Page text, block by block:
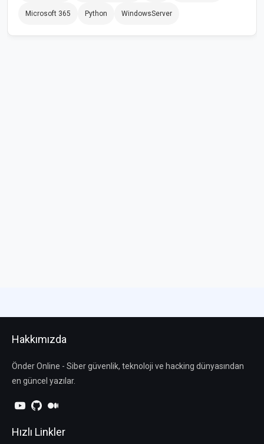
Microsoft 365 Python WindowsServer
Hakkımızda
Önder Online - Siber güvenlik, teknoloji ve hacking dünyasından
en güncel yazılar.
Hızlı Linkler